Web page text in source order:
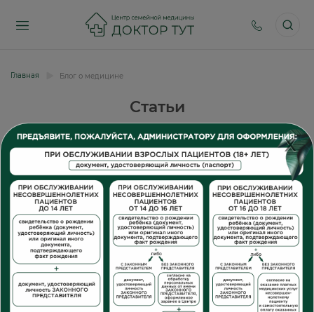
Главная Блог о медицине
Статьи
Статьи в рамках всех направлений Центра Семейной
Медицины Доктор ТУТ.
Публикации наших врачей.
Все направления
Все врачи
X